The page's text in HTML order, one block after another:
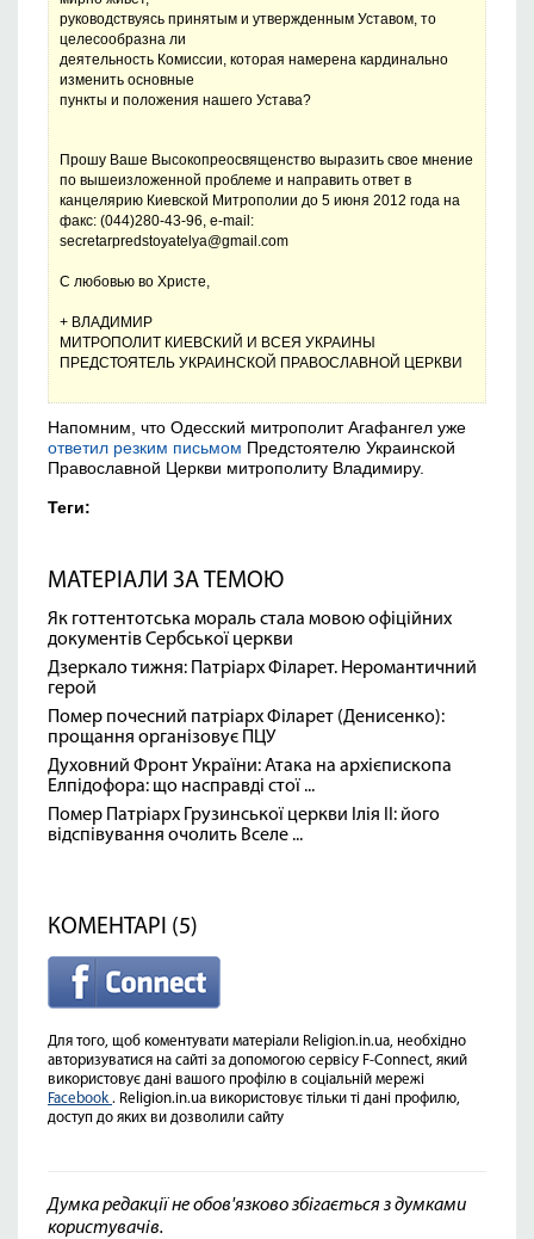
руководствуясь принятым и утвержденным Уставом, то
целесообразна ли
деятельность Комиссии, которая намерена кардинально
изменить основные
пункты и положения нашего Устава?
Прошу Ваше Высокопреосвященство выразить свое мнение
по вышеизложенной проблеме и направить ответ в
канцелярию Киевской Митрополии до 5 июня 2012 года на
факс: (044)280-43-96, e-mail:
secretarpredstoyatelya@gmail.com
С любовью во Христе,
+ ВЛАДИМИР
МИТРОПОЛИТ КИЕВСКИЙ И ВСЕЯ УКРАИНЫ
ПРЕДСТОЯТЕЛЬ УКРАИНСКОЙ ПРАВОСЛАВНОЙ ЦЕРКВИ
Напомним, что Одесский митрополит Агафангел уже
ответил резким письмом Предстоятелю Украинской
Православной Церкви митрополиту Владимиру.
Теги:
МАТЕРІАЛИ ЗА ТЕМОЮ
Як готтентотська мораль стала мовою офіційних
документів Сербської церкви
Дзеркало тижня: Патріарх Філарет. Неромантичний
герой
Помер почесний патріарх Філарет (Денисенко):
прощання організовує ПЦУ
Духовний Фронт України: Атака на архієпископа
Елпідофора: що насправді стої ...
Помер Патріарх Грузинської церкви Ілія II: його
відспівування очолить Вселе ...
КОМЕНТАРІ (5)
Для того, щоб коментувати матеріали Religion.in.ua, необхідно
авторизуватися на сайті за допомогою сервісу F-Connect, який
використовує дані вашого профілю в соціальній мережі
Facebook . Religion.in.ua використовує тільки ті дані профилю,
доступ до яких ви дозволили сайту
Думка редакції не обов'язково збігається з думками
користувачів.